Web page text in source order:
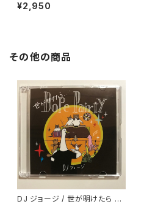
¥2,950
その他の商品
DJ ジョージ / 世が明けたら D